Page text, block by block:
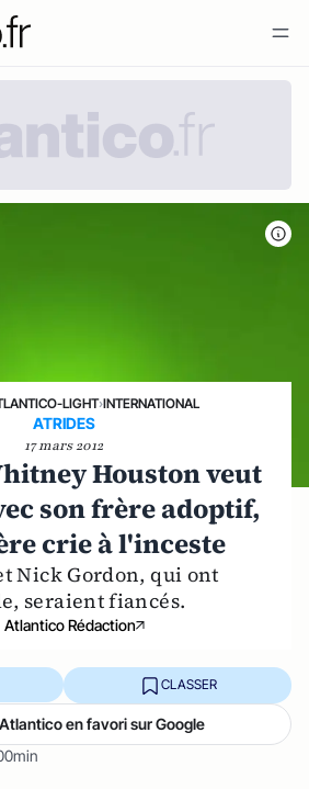
LIGHT›INTERNATIONAL
ATRIDES
17 mars 2012
Houston veut
son frère adoptif,
crie à l'inceste
Nick Gordon, qui ont
seraient fiancés.
Atlantico Rédaction
CLASSER
en favori sur Google